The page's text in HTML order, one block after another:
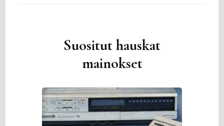
Suositut hauskat
mainokset